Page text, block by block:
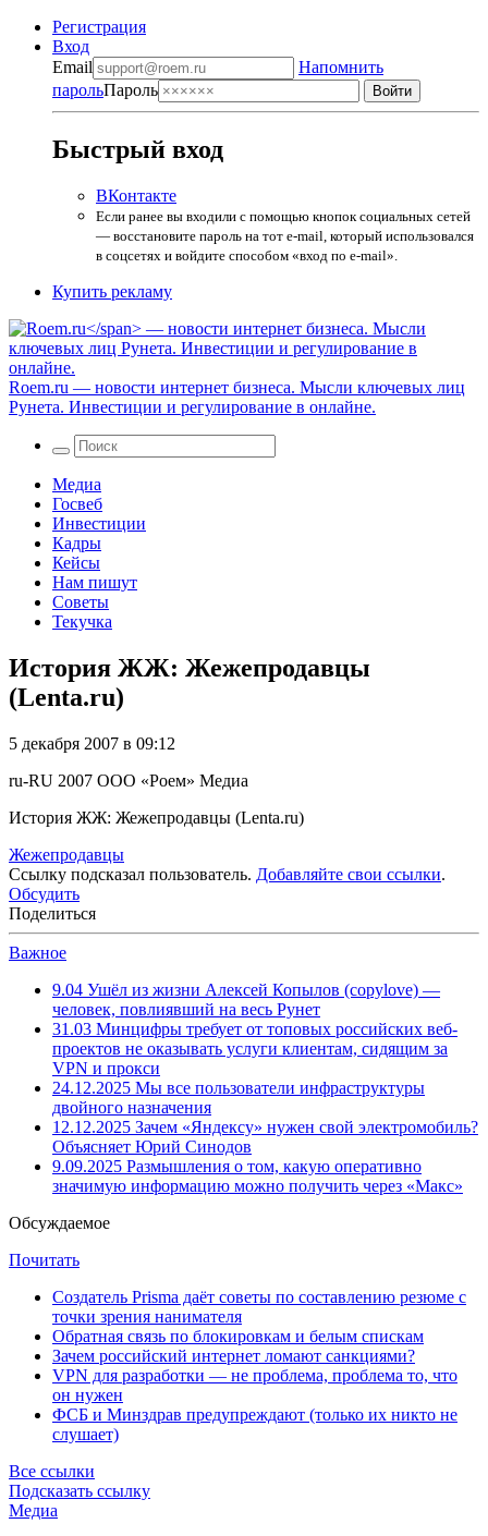
Регистрация
Вход
Email
Напомнить
парольПароль
Быстрый вход
ВКонтакте
Если ранее вы входили с помощью кнопок социальных сетей
— восстановите пароль на тот e-mail, который использовался
в соцсетях и войдите способом «вход по e-mail».
Купить рекламу
Roem.ru — новости интернет бизнеса. Мысли ключевых лиц
Рунета. Инвестиции и регулирование в онлайне.
Медиа
Госвеб
Инвестиции
Кадры
Кейсы
Нам пишут
Советы
Текучка
История ЖЖ: Жежепродавцы
(Lenta.ru)
5 декабря 2007 в 09:12
ru-RU 2007 ООО «Роем» Медиа
История ЖЖ: Жежепродавцы (Lenta.ru)
Жежепродавцы
Ссылку подсказал пользователь. Добавляйте свои ссылки.
Обсудить
Поделиться
Важное
9.04 Ушёл из жизни Алексей Копылов (copylove) —
человек, повлиявший на весь Рунет
31.03 Минцифры требует от топовых российских веб-
проектов не оказывать услуги клиентам, сидящим за
VPN и прокси
24.12.2025 Мы все пользователи инфраструктуры
двойного назначения
12.12.2025 Зачем «Яндексу» нужен свой электромобиль?
Объясняет Юрий Синодов
9.09.2025 Размышления о том, какую оперативно
значимую информацию можно получить через «Макс»
Обсуждаемое
Почитать
Создатель Prisma даёт советы по составлению резюме с
точки зрения нанимателя
Обратная связь по блокировкам и белым спискам
Зачем российский интернет ломают санкциями?
VPN для разработки — не проблема, проблема то, что
он нужен
ФСБ и Минздрав предупреждают (только их никто не
слушает)
Все ссылки
Подсказать ссылку
Медиа